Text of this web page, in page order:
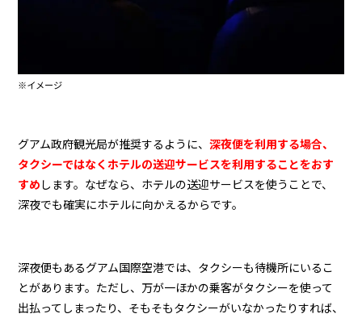
※イメージ
グアム政府観光局が推奨するように、深夜便を利用する場合、
タクシーではなくホテルの送迎サービスを利用することをおす
すめ します。なぜなら、ホテルの送迎サービスを使うことで、
深夜でも確実にホテルに向かえるからです。
深夜便もあるグアム国際空港では、タクシーも待機所にいるこ
とがあります。ただし、万が一ほかの乗客がタクシーを使って
出払ってしまったり、そもそもタクシーがいなかったりすれば、